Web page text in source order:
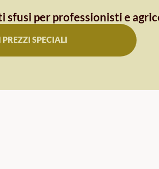
sfusi per professionisti e
SPECIALI